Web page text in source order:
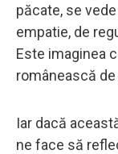
păcate, se
empatie, de
Este imaginea
românească
Iar dacă
ne face să